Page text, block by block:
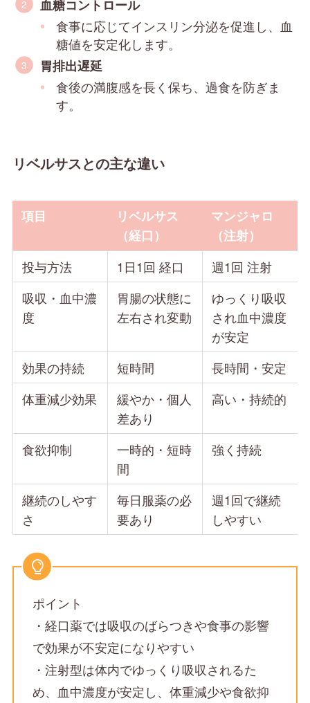
血糖コントロール
食事に応じてインスリン分泌を促進し、血
糖値を安定化します。
胃排出遅延
食後の満腹感を長く保ち、過食を防ぎま
す。
リベルサスとの主な違い
項目
リベルサス
（経口）
マンジャロ
（注射）
投与方法
1日1回 経口
週1回 注射
吸収・血中濃
度
胃腸の状態に
左右され変動
ゆっくり吸収
され血中濃度
が安定
効果の持続
短時間
長時間・安定
体重減少効果
緩やか・個人
差あり
高い・持続的
食欲抑制
一時的・短時
間
強く持続
継続のしやす
さ
毎日服薬の必
要あり
週1回で継続
しやすい
ポイント
・経口薬では吸収のばらつきや食事の影響
で効果が不安定になりやすい
・注射型は体内でゆっくり吸収されるた
め、血中濃度が安定し、体重減少や食欲抑